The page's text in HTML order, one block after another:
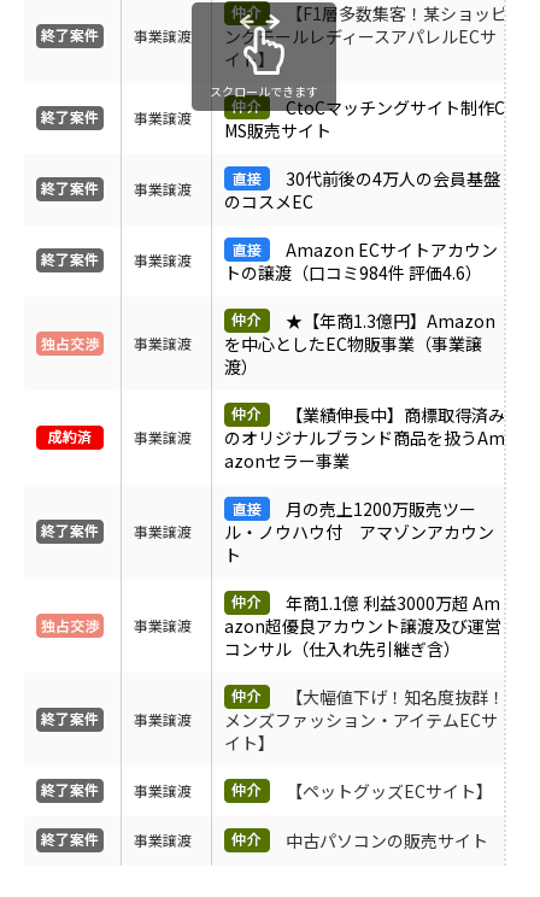
事業譲渡
【F1層多数集客！某ショッピ
ングモールレディースアパレルECサ
イト】
事業譲渡
CtoCマッチングサイト制作C
MS販売サイト
事業譲渡
30代前後の4万人の会員基盤
のコスメEC
事業譲渡
Amazon ECサイトアカウン
トの譲渡（口コミ984件 評価4.6）
事業譲渡
★【年商1.3億円】Amazon
を中心としたEC物販事業（事業譲
渡）
事業譲渡
【業績伸長中】商標取得済み
のオリジナルブランド商品を扱うAm
azonセラー事業
事業譲渡
月の売上1200万販売ツー
ル・ノウハウ付 アマゾンアカウン
ト
事業譲渡
年商1.1億 利益3000万超 Am
azon超優良アカウント譲渡及び運営
コンサル（仕入れ先引継ぎ含）
事業譲渡
【大幅値下げ！知名度抜群！
メンズファッション・アイテムECサ
イト】
事業譲渡 【ペットグッズECサイト】
事業譲渡 中古パソコンの販売サイト
スクロールできます